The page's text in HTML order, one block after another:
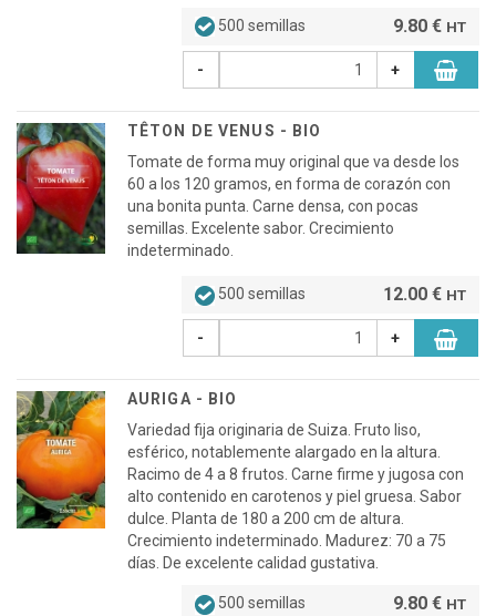
500 semillas 9.80 € HT
- +
TÊTON DE VENUS - BIO
Tomate de forma muy original que va desde los
60 a los 120 gramos, en forma de corazón con
una bonita punta. Carne densa, con pocas
semillas. Excelente sabor. Crecimiento
indeterminado.
500 semillas 12.00 € HT
- +
AURIGA - BIO
Variedad fija originaria de Suiza. Fruto liso,
esférico, notablemente alargado en la altura.
Racimo de 4 a 8 frutos. Carne firme y jugosa con
alto contenido en carotenos y piel gruesa. Sabor
dulce. Planta de 180 a 200 cm de altura.
Crecimiento indeterminado. Madurez: 70 a 75
días. De excelente calidad gustativa.
500 semillas 9.80 € HT